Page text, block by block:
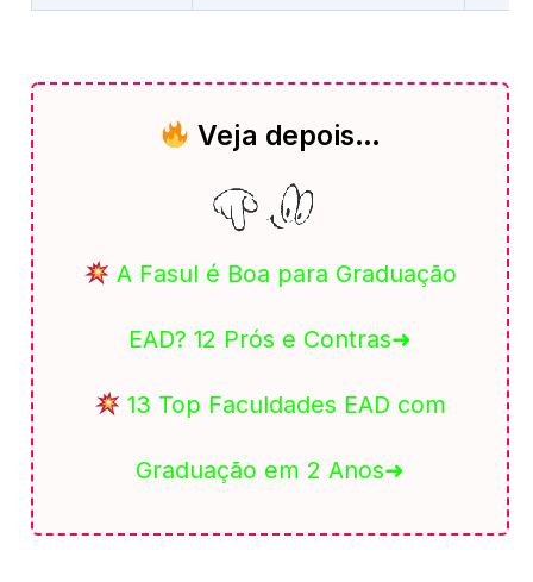
Veja depois…
A Fasul é Boa para Graduação
EAD? 12 Prós e Contras➜
13 Top Faculdades EAD com
Graduação em 2 Anos➜